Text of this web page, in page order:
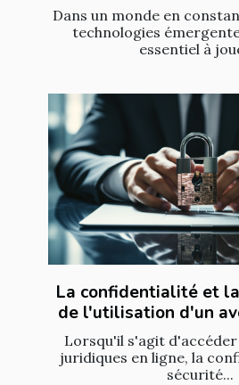
Dans un monde en
technologies
essentiel à
La confidentialité et
de l'utilisation d'un
Lorsqu'il s'agit d'accéder
juridiques en ligne, la
sécurité...